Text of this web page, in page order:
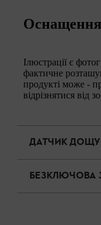
Оснащення
Ілюстрації є
фактичне
продукті може -
відрізнятися від
ДАТЧИК ДОЩУ
БЕЗКЛЮЧОВА